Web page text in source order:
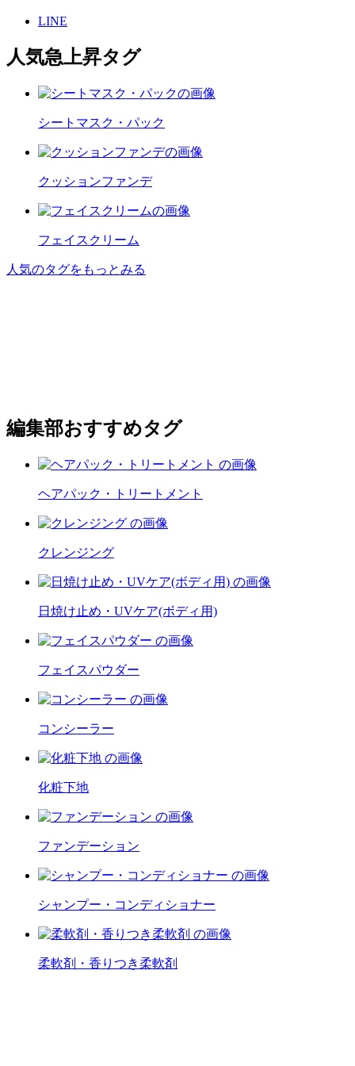
LINE
人気急上昇タグ
シートマスク・パック
クッションファンデ
フェイスクリーム
人気のタグをもっとみる
編集部おすすめタグ
ヘアパック・トリートメント
クレンジング
日焼け止め・UVケア(ボディ用)
フェイスパウダー
コンシーラー
化粧下地
ファンデーション
シャンプー・コンディショナー
柔軟剤・香りつき柔軟剤